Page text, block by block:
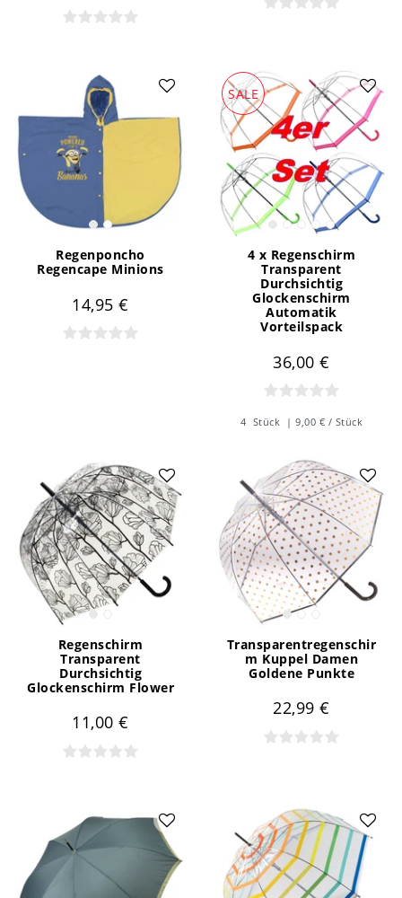
Regenponcho
Regencape Minions
14,95 €
SALE
4 x Regenschirm
Transparent
Durchsichtig
Glockenschirm
Automatik
Vorteilspack
36,00 €
4 Stück | 9,00 € / Stück
Regenschirm
Transparent
Durchsichtig
Glockenschirm Flower
11,00 €
Transparentregenschir
m Kuppel Damen
Goldene Punkte
22,99 €